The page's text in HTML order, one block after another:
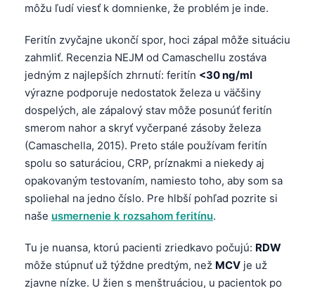
môžu ľudí viesť k domnienke, že problém je inde.
Feritín zvyčajne ukončí spor, hoci zápal môže situáciu
zahmliť. Recenzia NEJM od Camaschellu zostáva
jedným z najlepších zhrnutí: feritín <30 ng/ml
výrazne podporuje nedostatok železa u väčšiny
dospelých, ale zápalový stav môže posunúť feritín
smerom nahor a skryť vyčerpané zásoby železa
(Camaschella, 2015). Preto stále používam feritín
spolu so saturáciou, CRP, príznakmi a niekedy aj
opakovaným testovaním, namiesto toho, aby som sa
spoliehal na jedno číslo. Pre hlbší pohľad pozrite si
naše usmernenie k rozsahom feritínu.
Tu je nuansa, ktorú pacienti zriedkavo počujú: RDW
môže stúpnuť už týždne predtým, než MCV je už
zjavne nízke. U žien s menštruáciou, u pacientok po